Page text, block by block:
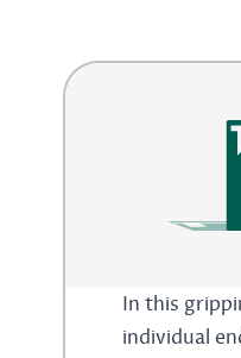
In this
individual